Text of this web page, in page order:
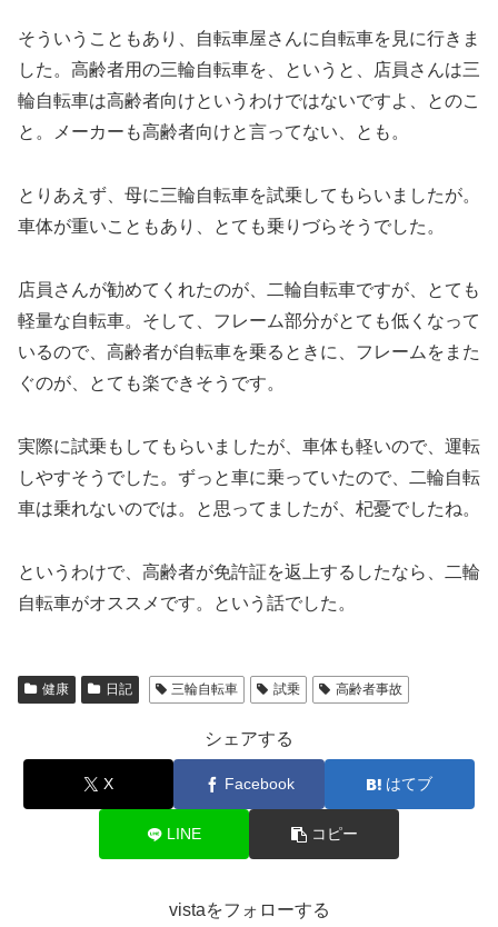
そういうこともあり、自転車屋さんに自転車を見に行きま
した。高齢者用の三輪自転車を、というと、店員さんは三
輪自転車は高齢者向けというわけではないですよ、とのこ
と。メーカーも高齢者向けと言ってない、とも。
とりあえず、母に三輪自転車を試乗してもらいましたが。
車体が重いこともあり、とても乗りづらそうでした。
店員さんが勧めてくれたのが、二輪自転車ですが、とても
軽量な自転車。そして、フレーム部分がとても低くなって
いるので、高齢者が自転車を乗るときに、フレームをまた
ぐのが、とても楽できそうです。
実際に試乗もしてもらいましたが、車体も軽いので、運転
しやすそうでした。ずっと車に乗っていたので、二輪自転
車は乗れないのでは。と思ってましたが、杞憂でしたね。
というわけで、高齢者が免許証を返上するしたなら、二輪
自転車がオススメです。という話でした。
健康 日記 三輪自転車 試乗 高齢者事故
シェアする
X Facebook はてブ
LINE コピー
vistaをフォローする